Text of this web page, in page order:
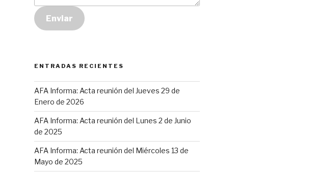
Enviar
ENTRADAS RECIENTES
AFA Informa: Acta reunión del Jueves 29 de
Enero de 2026
AFA Informa: Acta reunión del Lunes 2 de Junio
de 2025
AFA Informa: Acta reunión del Miércoles 13 de
Mayo de 2025